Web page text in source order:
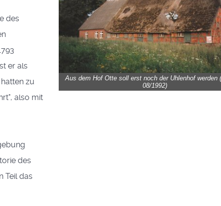
des
er als
zu
also mit
des
Teil das
Aus dem Hof Otte soll erst noch der Uhlenhof werden
08/1992)